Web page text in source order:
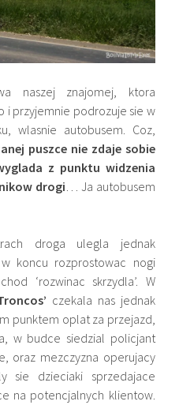
naszej znajomej, ktora
i przyjemnie podrozuje sie w
wlasnie autobusem. Coz,
puszce nie zdaje sobie
z punktu widzenia
drogi… Ja autobusem
droga ulegla jednak
koncu rozprostowac nogi
‘rozwinac skrzydla’. W
czekala nas jednak
punktem oplat za przejazd,
w budce siedzial policjant
oraz mezczyzna operujacy
sie dzieciaki sprzedajace
na potencjalnych klientow.